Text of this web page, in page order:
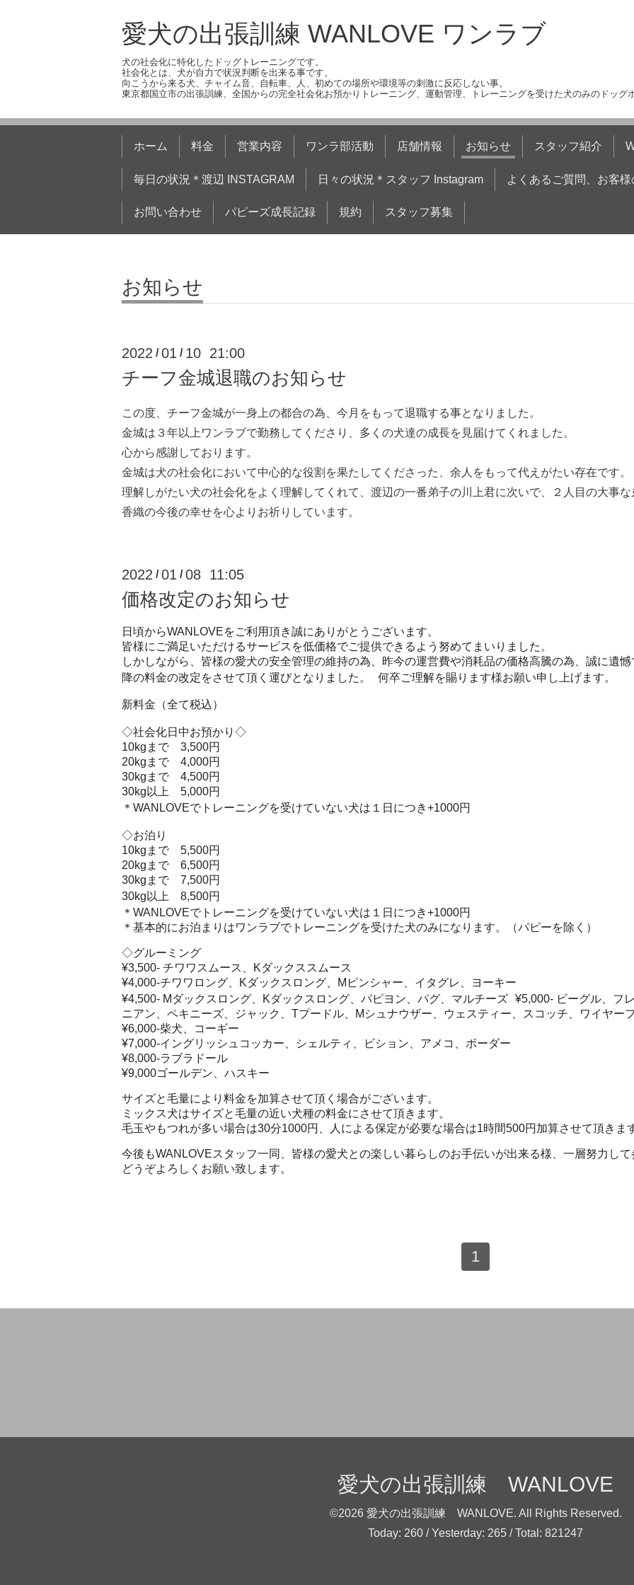
愛犬の出張訓練 WANLOVE ワンラブ
犬の社会化に特化したドッグトレーニングです。
社会化とは、犬が自力で状況判断を出来る事です。
向こうから来る犬、チャイム音、自転車、人、初めての場所や環境等の刺激に反応しない事。
東京都国立市の出張訓練、全国からの完全社会化お預かりトレーニング、運動管理、トレーニングを受けた犬のみのドッグホ
ホーム 料金 営業内容 ワンラ部活動 店舗情報 お知らせ スタッフ紹介
毎日の状況＊渡辺 INSTAGRAM 日々の状況＊スタッフ Instagram よくあるご質問、お客様
お問い合わせ パピーズ成長記録 規約 スタッフ募集
お知らせ
2022 /01 / 10 21:00
チーフ金城退職のお知らせ
この度、チーフ金城が一身上の都合の為、今月をもって退職する事となりました。
金城は３年以上ワンラブで勤務してくださり、多くの犬達の成長を見届けてくれました。
心から感謝しております。
金城は犬の社会化において中心的な役割を果たしてくださった、余人をもって代えがたい存在です。
理解しがたい犬の社会化をよく理解してくれて、渡辺の一番弟子の川上君に次いで、２人目の大事な
香織の今後の幸せを心よりお祈りしています。
2022 /01 /08 11:05
価格改定のお知らせ
日頃からWANLOVEをご利用頂き誠にありがとうございます。
皆様にご満足いただけるサービスを低価格でご提供できるよう努めてまいりました。
しかしながら、皆様の愛犬の安全管理の維持の為、昨今の運営費や消耗品の価格高騰の為、誠に遺
降の料金の改定をさせて頂く運びとなりました。 何卒ご理解を賜ります様お願い申し上げます。
新料金（全て税込）
◇社会化日中お預かり◇
10kgまで 3,500円
20kgまで 4,000円
30kgまで 4,500円
30kg以上 5,000円
＊WANLOVEでトレーニングを受けていない犬は１日につき+1000円
◇お泊り
10kgまで 5,500円
20kgまで 6,500円
30kgまで 7,500円
30kg以上 8,500円
＊WANLOVEでトレーニングを受けていない犬は１日につき+1000円
＊基本的にお泊まりはワンラブでトレーニングを受けた犬のみになります。
（パピーを除く）
◇グルーミング
¥3,500- チワワスムース、Kダックススムース
¥4,000-チワワロング、Kダックスロング、Mピンシャー、イタグレ、ヨーキー
¥4,500- Mダックスロング、Kダックスロング、パピヨン、パグ、マルチーズ ¥5,000- ビーグル、フ
ニアン、ペキニーズ、ジャック、Tプードル、Mシュナウザー、ウェスティー、スコッチ、ワイヤー
¥6,000-柴犬、コーギー
¥7,000-イングリッシュコッカー、シェルティ、ビション、アメコ、ボーダー
¥8,000-ラブラドール
¥9,000ゴールデン、ハスキー
サイズと毛量により料金を加算させて頂く場合がございます。
ミックス犬はサイズと毛量の近い犬種の料金にさせて頂きます。
毛玉やもつれが多い場合は30分1000円、人による保定が必要な場合は1時間500円加算させて頂きま
今後もWANLOVEスタッフ一同、皆様の愛犬との楽しい暮らしのお手伝いが出来る様、一層努力して
どうぞよろしくお願い致します。
1
愛犬の出張訓練 WANLOVE
©2026 愛犬の出張訓練 WANLOVE. All Rights Reserved.
Today: 260 / Yesterday: 265 / Total: 821247